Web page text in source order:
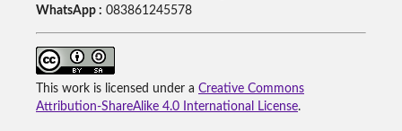
WhatsApp : 083861245578
This work is licensed under a Creative Commons
Attribution-ShareAlike 4.0 International License.